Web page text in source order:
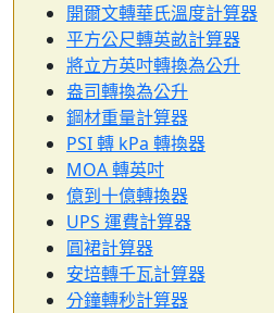
開爾文轉華氏溫度計算器
平方公尺轉英畝計算器
將立方英吋轉換為公升
盎司轉換為公升
鋼材重量計算器
PSI 轉 kPa 轉換器
MOA 轉英吋
億到十億轉換器
UPS 運費計算器
圓裙計算器
安培轉千瓦計算器
分鐘轉秒計算器